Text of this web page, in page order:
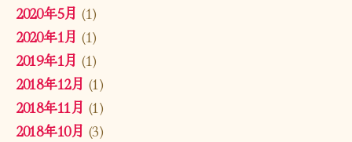
2020年5月 (1)
2020年1月 (1)
2019年1月 (1)
2018年12月 (1)
2018年11月 (1)
2018年10月 (3)